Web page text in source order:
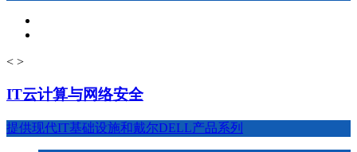
< >
IT云计算与网络安全
提供现代IT基础设施和戴尔DELL产品系列